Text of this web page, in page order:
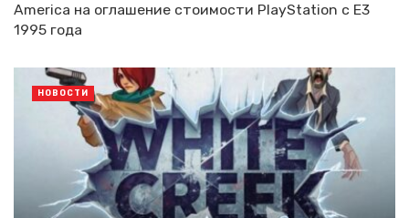
America на оглашение стоимости PlayStation с E3
1995 года
НОВОСТИ